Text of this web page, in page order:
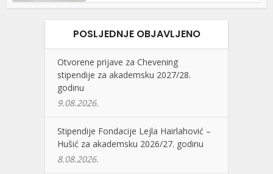
POSLJEDNJE OBJAVLJENO
Otvorene prijave za Chevening
stipendije za akademsku 2027/28.
godinu
9.08.2026.
Stipendije Fondacije Lejla Hairlahović –
Hušić za akademsku 2026/27. godinu
8.08.2026.